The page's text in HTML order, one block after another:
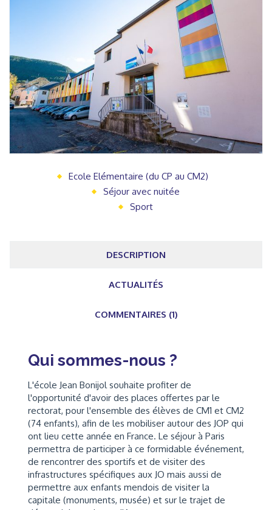
Ecole Elémentaire (du CP au CM2)
Séjour avec nuitée
Sport
DESCRIPTION
ACTUALITÉS
COMMENTAIRES (1)
Qui sommes-nous ?
L'école Jean Bonijol souhaite profiter de
l'opportunité d'avoir des places offertes par le
rectorat, pour l'ensemble des élèves de CM1 et CM2
(74 enfants), afin de les mobiliser autour des JOP qui
ont lieu cette année en France. Le séjour à Paris
permettra de participer à ce formidable événement,
de rencontrer des sportifs et de visiter des
infrastructures spécifiques aux JO mais aussi de
permettre aux enfants mendois de visiter la
capitale (monuments, musée) et sur le trajet de